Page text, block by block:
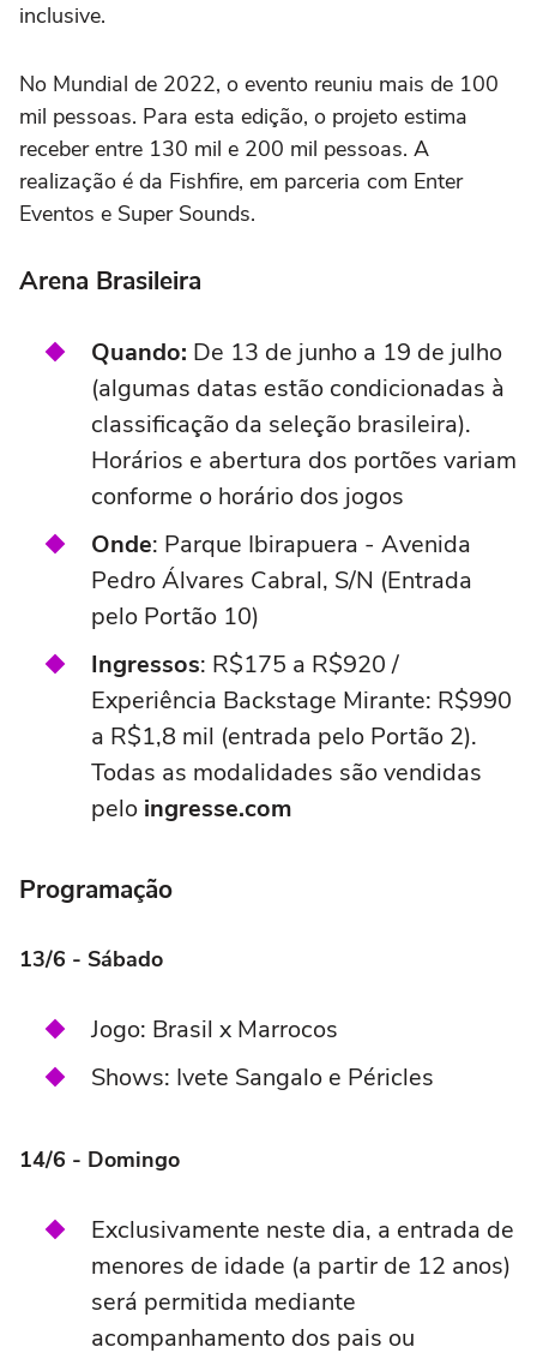
inclusive.
No Mundial de 2022, o evento reuniu mais de 100
mil pessoas. Para esta edição, o projeto estima
receber entre 130 mil e 200 mil pessoas. A
realização é da Fishfire, em parceria com Enter
Eventos e Super Sounds.
Arena Brasileira
Quando: De 13 de junho a 19 de julho
(algumas datas estão condicionadas à
classificação da seleção brasileira).
Horários e abertura dos portões variam
conforme o horário dos jogos
Onde: Parque Ibirapuera - Avenida
Pedro Álvares Cabral, S/N (Entrada
pelo Portão 10)
Ingressos: R$175 a R$920 /
Experiência Backstage Mirante: R$990
a R$1,8 mil (entrada pelo Portão 2).
Todas as modalidades são vendidas
pelo ingresse.com
Programação
13/6 - Sábado
Jogo: Brasil x Marrocos
Shows: Ivete Sangalo e Péricles
14/6 - Domingo
Exclusivamente neste dia, a entrada de
menores de idade (a partir de 12 anos)
será permitida mediante
acompanhamento dos pais ou